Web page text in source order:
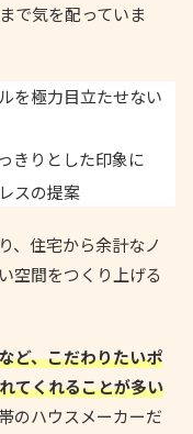
で気を配っていま
を極力目立たせない
きりとした印象に
スの提案
、住宅から余計なノ
空間をつくり上げる
ど、こだわりたいポ
てくれることが多い
のハウスメーカーだ